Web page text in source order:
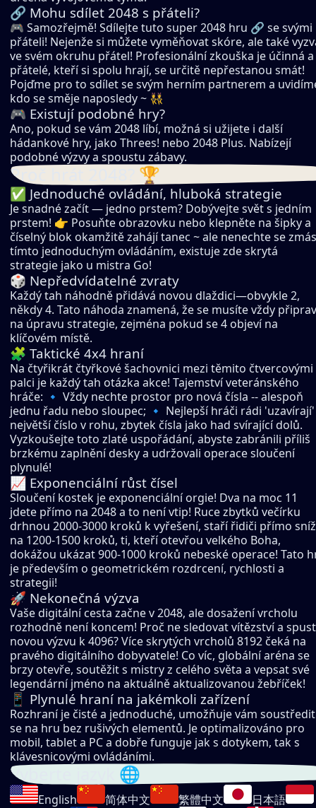
🔗 Mohu sdílet 2048 s přáteli?
🎮 Samozřejmě! Sdílejte tuto super 2048 hru 🔗 se svými
přáteli! Nejenže si můžete vyměňovat skóre, ale také
ve svém okruhu přátel! Profesionální zkouška je účinná a
přátelé, kteří si spolu hrají, se určitě nepřestanou smát!
Pojďme pro to sdílet se svým herním partnerem a
kdo se směje naposledy ~ 👯
🎮 Existují podobné hry?
Ano, pokud se vám 2048 líbí, možná si užijete i další
hádankové hry, jako Threes! nebo 2048 Plus. Nabízejí
podobné výzvy a spoustu zábavy.
Proč hrát 2048? 🏆
✅ Jednoduché ovládání, hluboká strategie
Je snadné začít — jedno prstem? Dobývejte svět s jedním
prstem! 👉 Posuňte obrazovku nebo klepněte na šipky a
číselný blok okamžitě zahájí tanec ~ ale nenechte se
tímto jednoduchým ovládáním, existuje zde skrytá
strategie jako u mistra Go!
🎲 Nepředvídatelné zvraty
Každý tah náhodně přidává novou dlaždici—obvykle 2,
někdy 4. Tato náhoda znamená, že se musíte vždy
na úpravu strategie, zejména pokud se 4 objeví na
klíčovém místě.
🧩 Taktické 4x4 hraní
Na čtyřikrát čtyřkové šachovnici mezi těmito čtvercovými
palci je každý tah otázka akce! Tajemství veteránského
hráče: 🔹 Vždy nechte prostor pro nová čísla -- alespoň
jednu řadu nebo sloupec; 🔹 Nejlepší hráči rádi 'uzavírají'
největší číslo v rohu, zbytek čísla jako had svírající dolů.
Vyzkoušejte toto zlaté uspořádání, abyste zabránili příliš
brzkému zaplnění desky a udržovali operace sloučení
plynulé!
📈 Exponenciální růst čísel
Sloučení kostek je exponenciální orgie! Dva na moc 11
jdete přímo na 2048 a to není vtip! Ruce zbytků večírku
drhnou 2000-3000 kroků k vyřešení, staří řidiči přímo
na 1200-1500 kroků, ti, kteří otevřou velkého Boha,
dokážou ukázat 900-1000 kroků nebeské operace! Tato
je především o geometrickém rozdrcení, rychlosti a
strategii!
🚀 Nekonečná výzva
Vaše digitální cesta začne v 2048, ale dosažení vrcholu
rozhodně není koncem! Proč ne sledovat vítězství a
novou výzvu k 4096? Více skrytých vrcholů 8192 čeká na
pravého digitálního dobyvatele! Co víc, globální aréna se
brzy otevře, soutěžit s mistry z celého světa a vepsat své
legendární jméno na aktuálně aktualizovanou žebříček!
📱 Plynulé hraní na jakémkoli zařízení
Rozhraní je čisté a jednoduché, umožňuje vám soustředit
se na hru bez rušivých elementů. Je optimalizováno pro
mobil, tablet a PC a dobře funguje jak s dotykem, tak s
klávesnicovými ovládáními.
Vyberte jazyk 🌐
English 简体中文 繁體中文
日本語